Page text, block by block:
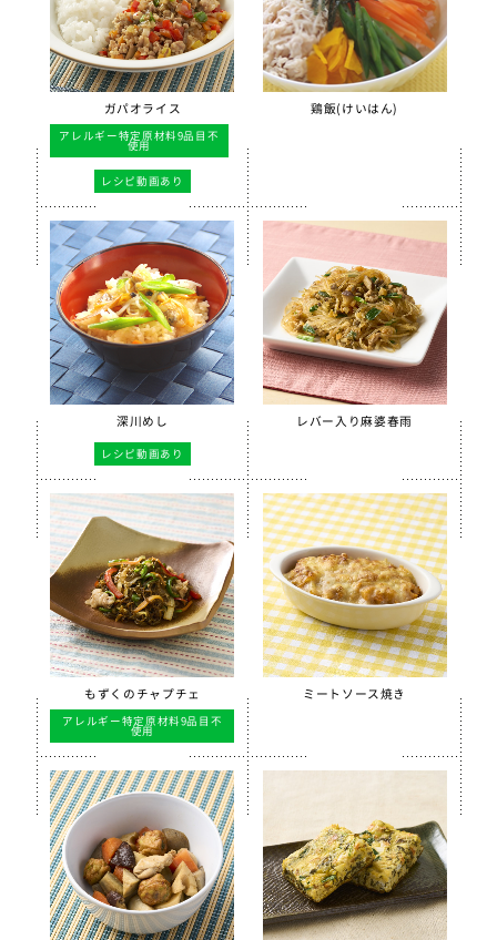
ガパオライス
アレルギー特定原材料9品目不
使用
レシピ動画あり
鶏飯(けいはん)
深川めし
レシピ動画あり
レバー入り麻婆春雨
もずくのチャプチェ
アレルギー特定原材料9品目不
使用
ミートソース焼き